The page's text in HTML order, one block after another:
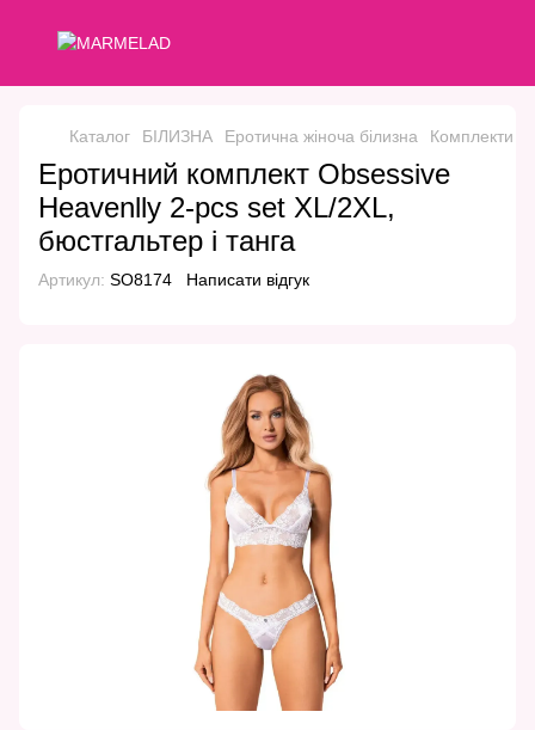
Каталог БІЛИЗНА Еротична жіноча білизна Комплекти
Еротичний комплект Obsessive
Heavenlly 2-pcs set XL/2XL,
бюстгальтер і танга
Артикул: SO8174 Написати відгук